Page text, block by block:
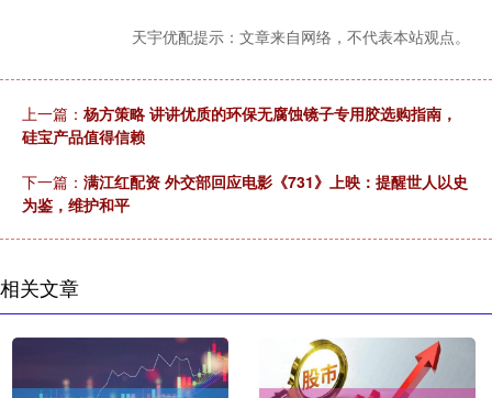
天宇优配提示：文章来自网络，不代表本站观点。
上一篇： 杨方策略 讲讲优质的环保无腐蚀镜子专用胶选购指南，
硅宝产品值得信赖
下一篇： 满江红配资 外交部回应电影《731》上映：提醒世人以史
为鉴，维护和平
相关文章